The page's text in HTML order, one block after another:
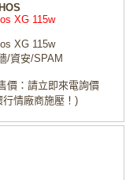
XG 115w
XG 115w
/資安/SPAM
價：請立即來電詢價
行情廠商施壓！)